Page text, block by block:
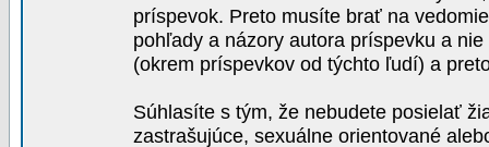
príspevok. Preto musíte brať na
pohľady a názory autora príspevku a
(okrem príspevkov od týchto ľudí) a
Súhlasíte s tým, že nebudete posielať
zastrašujúce, sexuálne orientované